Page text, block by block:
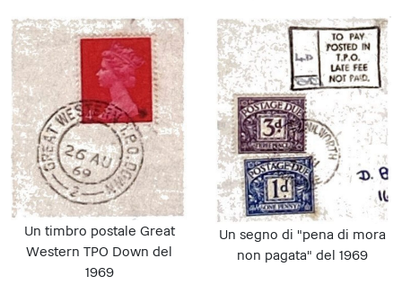
Un timbro postale Great
Western TPO Down del
1969
Un segno di "pena di mora
non pagata" del 1969